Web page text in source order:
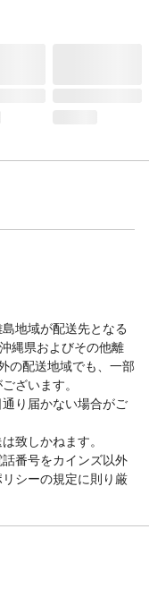
地域が配送先となる
縄県およびその他離
の配送地域でも、一部
ざいます。
り届かない場合がご
致しかねます。
番号をカインズ以外
シーの規定に則り厳